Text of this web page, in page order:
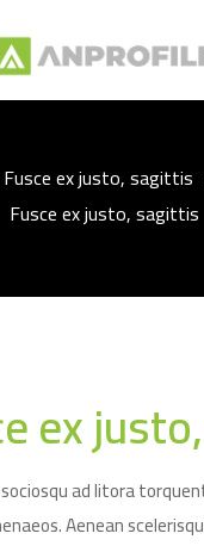
Fusce ex justo, sagittis
Fusce ex justo, sagittis
ex
ad litora
Aenean